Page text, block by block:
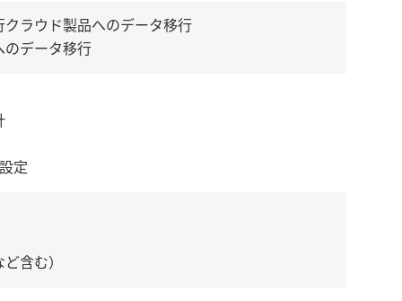
クラウド製品へのデータ移行
のデータ移行
定
含む）